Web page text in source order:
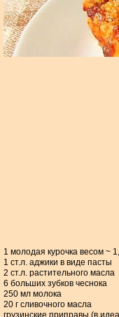
1 молодая курочка весом ~
1 ст.л. аджики в виде пасты
2 ст.л. растительного масла
6 больших зубков чеснока
250 мл молока
20 г сливочного масла